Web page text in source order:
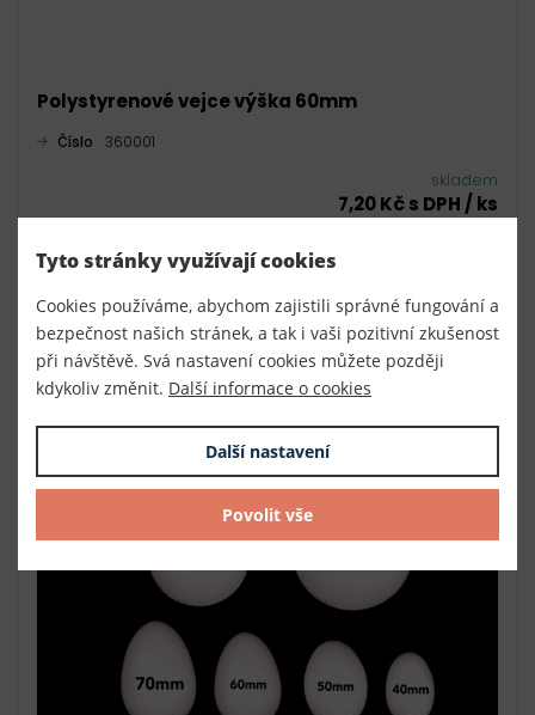
Polystyrenové vejce výška 60mm
Číslo 360001
skladem
7,20 Kč s DPH / ks
Tyto stránky využívají cookies
Cookies používáme, abychom zajistili správné fungování a
bezpečnost našich stránek, a tak i vaši pozitivní zkušenost
při návštěvě. Svá nastavení cookies můžete později
kdykoliv změnit. Další informace o cookies
Další nastavení
Povolit vše